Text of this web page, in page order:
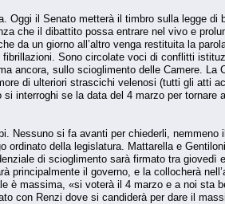
Oggi il Senato metterà il timbro sulla legge
che il dibattito possa entrare nel vivo e
da un giorno all’altro venga restituita la
Sono circolate voci di conflitti
ancora, sullo scioglimento delle Camere.
di ulteriori strascichi velenosi (tutti gli atti
interroghi se la data del 4 marzo per tornare
Nessuno si fa avanti per chiederli,
ordinato della legislatura. Mattarella e
di scioglimento sarà firmato tra
principalmente il governo, e la collocherà
è massima, «si voterà il 4 marzo e a noi
con Renzi dove si candiderà per dare il